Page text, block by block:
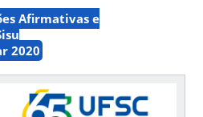
Afirmativas e
2020